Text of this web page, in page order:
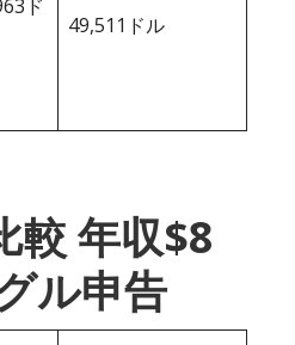
ド
49,511ドル
較 年収$8
ル申告